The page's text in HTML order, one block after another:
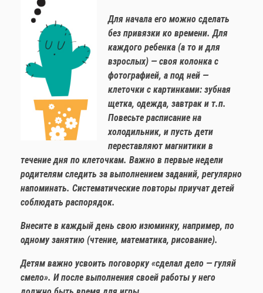
Для начала его можно сделать
без привязки ко времени. Для
каждого ребенка (а то и для
взрослых) — своя колонка с
фотографией, а под ней —
клеточки с картинками: зубная
щетка, одежда, завтрак и т.п.
Повесьте расписание на
холодильник, и пусть дети
переставляют магнитики в
течение дня по клеточкам. Важно в первые недели
родителям следить за выполнением заданий, регулярно
напоминать. Систематические повторы приучат детей
соблюдать распорядок.
Внесите в каждый день свою изюминку, например, по
одному занятию (чтение, математика, рисование).
Детям важно усвоить поговорку «сделал дело — гуляй
смело». И после выполнения своей работы у него